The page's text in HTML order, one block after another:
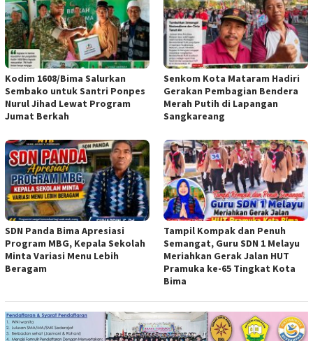
Kodim 1608/Bima Salurkan
Sembako untuk Santri Ponpes
Nurul Jihad Lewat Program
Jumat Berkah
Senkom Kota Mataram Hadiri
Gerakan Pembagian Bendera
Merah Putih di Lapangan
Sangkareang
SDN Panda Bima Apresiasi
Program MBG, Kepala Sekolah
Minta Variasi Menu Lebih
Beragam
Tampil Kompak dan Penuh
Semangat, Guru SDN 1 Melayu
Meriahkan Gerak Jalan HUT
Pramuka ke-65 Tingkat Kota
Bima